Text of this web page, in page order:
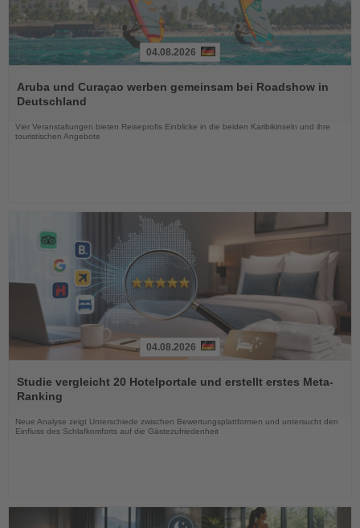
Sie
die
04.08.2026
Aruba und Curaçao werben gemeinsam bei Roadshow in
Deutschland
Vier Veranstaltungen bieten Reiseprofis Einblicke in die beiden Karibikinseln und ihre
touristischen Angebote
Sie
die
Nachrichten
04.08.2026
Studie vergleicht 20 Hotelportale und erstellt erstes Meta-
Ranking
Neue Analyse zeigt Unterschiede zwischen Bewertungsplattformen und untersucht den
Einfluss des Schlafkomforts auf die Gästezufriedenheit